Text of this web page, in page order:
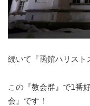
続いて『函館ハリスト
この『教会群』で1番
会』です！